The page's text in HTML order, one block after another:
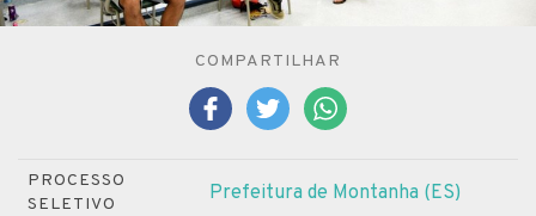
COMPARTILHAR
PROCESSO
SELETIVO
Prefeitura de Montanha (ES)